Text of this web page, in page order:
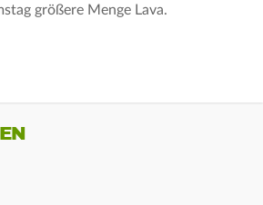
größere Menge Lava.